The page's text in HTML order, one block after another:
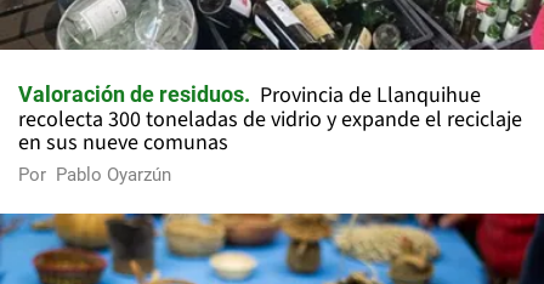
Valoración de residuos
Provincia de Llanquihue
recolecta 300 toneladas de vidrio y expande el reciclaje
en sus nueve comunas
Por Pablo Oyarzún